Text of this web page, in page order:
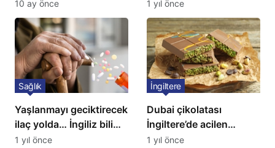
10 ay önce
ekimi gerekiyor
1 yıl önce
Yaşlanmayı geciktirecek
ilaç yolda… İngiliz bilim
insanları açıkladı!
Sağlık
1 yıl önce
Dubai çikolatası
İngiltere’de acilen
toplatılıyor
İngiltere
1 yıl önce